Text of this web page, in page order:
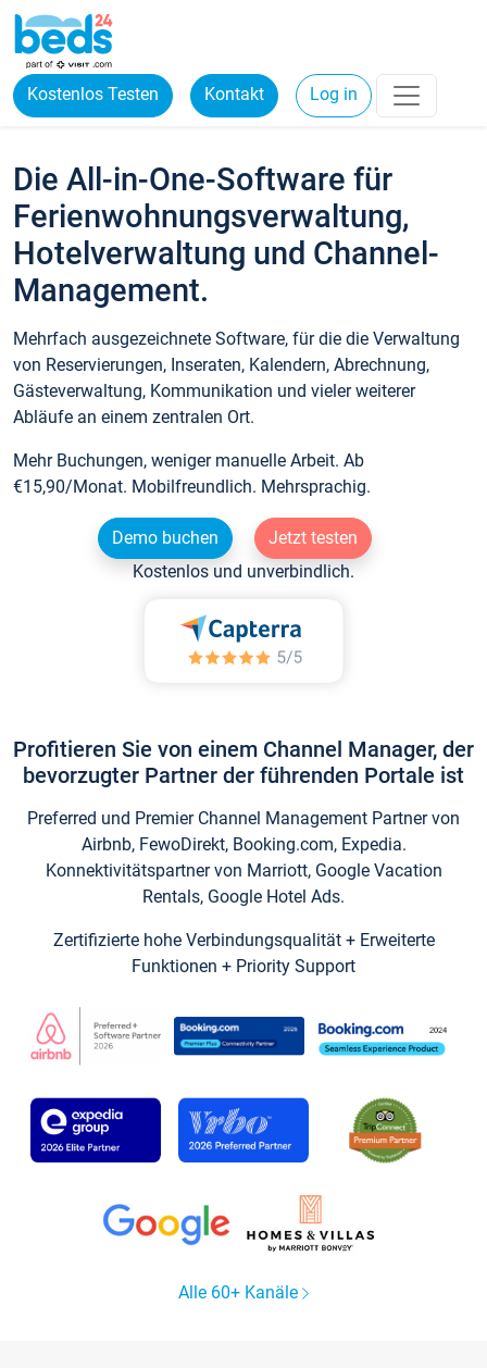
Kostenlos Testen Kontakt Log in
Die All-in-One-Software für
Ferienwohnungsverwaltung,
Hotelverwaltung und Channel-
Management.
Mehrfach ausgezeichnete Software, für die die Verwaltung
von Reservierungen, Inseraten, Kalendern, Abrechnung,
Gästeverwaltung, Kommunikation und vieler weiterer
Abläufe an einem zentralen Ort.
Mehr Buchungen, weniger manuelle Arbeit. Ab
€15,90/Monat. Mobilfreundlich. Mehrsprachig.
Demo buchen
Jetzt testen
Kostenlos und unverbindlich.
Profitieren Sie von einem Channel Manager, der
bevorzugter Partner der führenden Portale ist
Preferred und Premier Channel Management Partner von
Airbnb, FewoDirekt, Booking.com, Expedia.
Konnektivitätspartner von Marriott, Google Vacation
Rentals, Google Hotel Ads.
Zertifizierte hohe Verbindungsqualität + Erweiterte
Funktionen + Priority Support
Alle 60+ Kanäle